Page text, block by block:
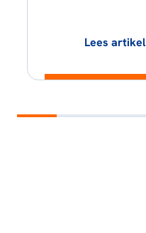
Lees artikel